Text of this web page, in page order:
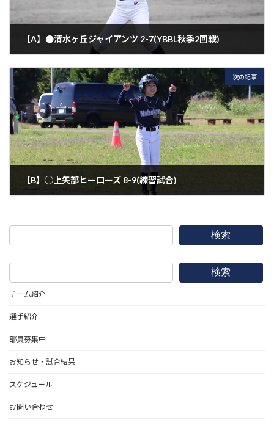
【A】●清水ヶ丘ジャイアンツ 2-7(YBBL秋季2回戦)
次の記事
【B】◯上矢部ヒーローズ 8-9(練習試合)
検索
検索
チーム紹介
選手紹介
部員募集中
お知らせ・試合結果
スケジュール
お問い合わせ